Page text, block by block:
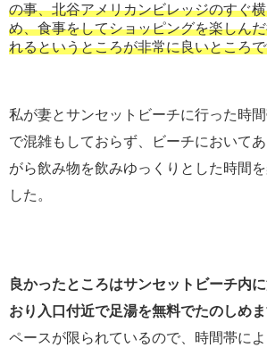
の事、北谷アメリカンビレッジのすぐ
め、食事をしてショッピングを楽しん
れるというところが非常に良いところ
私が妻とサンセットビーチに行った時
で混雑もしておらず、ビーチにおいて
がら飲み物を飲みゆっくりとした時間
した。
良かったところはサンセットビーチ内
おり入口付近で足湯を無料でたのしめま
ペースが限られているので、時間帯に